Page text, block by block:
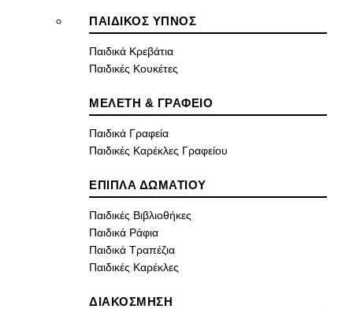
ΠΑΙΔΙΚΟΣ ΥΠΝΟΣ
Παιδικά Κρεβάτια
Παιδικές Κουκέτες
ΜΕΛΕΤΗ & ΓΡΑΦΕΙΟ
Παιδικά Γραφεία
Παιδικές Καρέκλες Γραφείου
ΕΠΙΠΛΑ ΔΩΜΑΤΙΟΥ
Παιδικές Βιβλιοθήκες
Παιδικά Ράφια
Παιδικά Τραπέζια
Παιδικές Καρέκλες
ΔΙΑΚΟΣΜΗΣΗ